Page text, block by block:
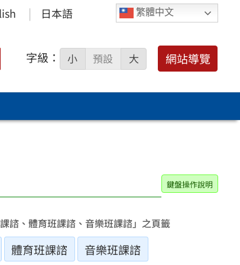
繁體中文
日本語
搜
尋：
字級： 小 預設 大 網站導覽
鍵盤操作說明
諮、體育班課諮、音樂班課諮」之頁籤
體育班課諮 音樂班課諮